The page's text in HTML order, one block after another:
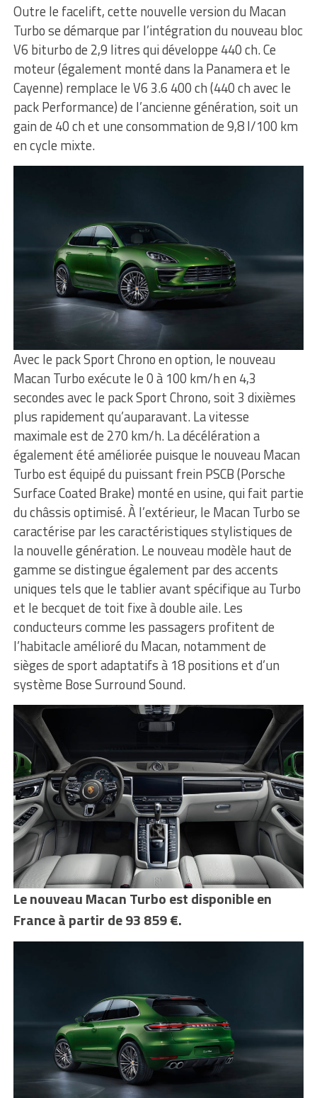
Outre le facelift, cette nouvelle version du Macan
Turbo se démarque par l’intégration du nouveau bloc
V6 biturbo de 2,9 litres qui développe 440 ch. Ce
moteur (également monté dans la Panamera et le
Cayenne) remplace le V6 3.6 400 ch (440 ch avec le
pack Performance) de l’ancienne génération, soit un
gain de 40 ch et une consommation de 9,8 l/100 km
en cycle mixte.
Avec le pack Sport Chrono en option, le nouveau
Macan Turbo exécute le 0 à 100 km/h en 4,3
secondes avec le pack Sport Chrono, soit 3 dixièmes
plus rapidement qu’auparavant. La vitesse
maximale est de 270 km/h. La décélération a
également été améliorée puisque le nouveau Macan
Turbo est équipé du puissant frein PSCB (Porsche
Surface Coated Brake) monté en usine, qui fait partie
du châssis optimisé. À l’extérieur, le Macan Turbo se
caractérise par les caractéristiques stylistiques de
la nouvelle génération. Le nouveau modèle haut de
gamme se distingue également par des accents
uniques tels que le tablier avant spécifique au Turbo
et le becquet de toit fixe à double aile. Les
conducteurs comme les passagers profitent de
l’habitacle amélioré du Macan, notamment de
sièges de sport adaptatifs à 18 positions et d’un
système Bose Surround Sound.
Le nouveau Macan Turbo est disponible en
France à partir de 93 859 €.